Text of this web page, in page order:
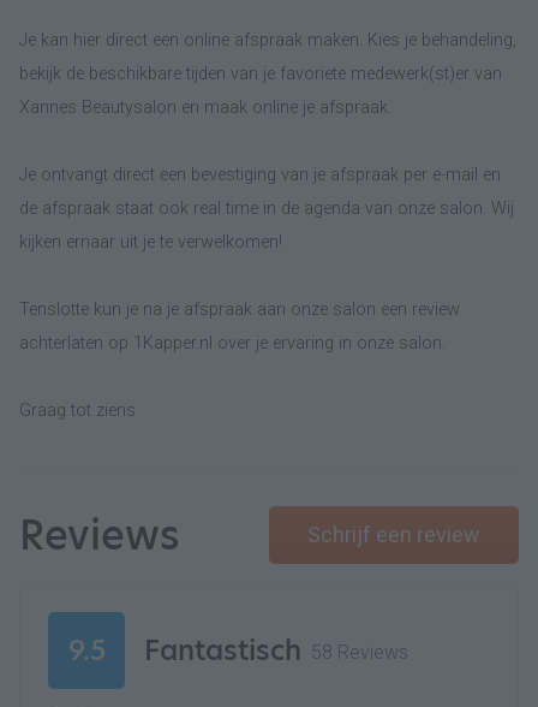
Je kan hier direct een online afspraak maken. Kies je behandeling,
bekijk de beschikbare tijden van je favoriete medewerk(st)er van
Xannes Beautysalon en maak online je afspraak.
Je ontvangt direct een bevestiging van je afspraak per e-mail en
de afspraak staat ook real time in de agenda van onze salon. Wij
kijken ernaar uit je te verwelkomen!
Tenslotte kun je na je afspraak aan onze salon een review
achterlaten op 1Kapper.nl over je ervaring in onze salon.
Graag tot ziens
Reviews Schrijf een review
9.5 Fantastisch 58 Reviews